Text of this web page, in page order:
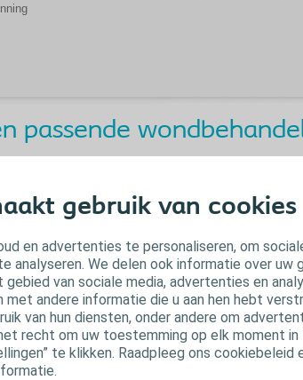
gebruik van cookies
en advertenties te personaliseren, om
analyseren. We delen ook informatie over uw
van sociale media, advertenties en
met andere informatie die u aan hen hebt
van hun diensten, onder andere om
recht om uw toestemming op elk moment
te klikken. Raadpleeg ons cookiebeleid
passende
afhankelijk van het type, gebruikt worden bij niet- tot
oppervlakkige brandwonden, oppervlakkige
en schaafwonden.
worden als primair of secundair wondverband en